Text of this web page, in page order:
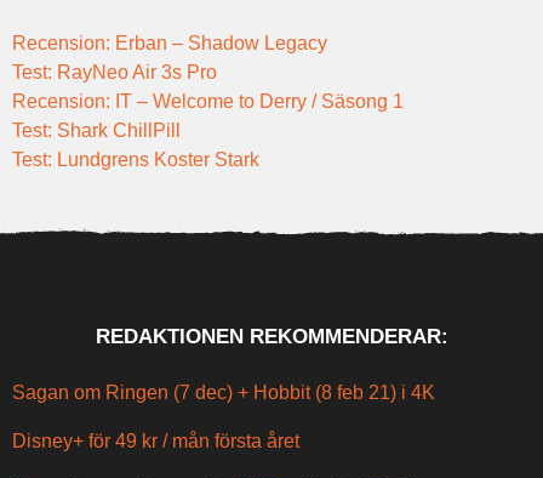
Recension: Erban – Shadow Legacy
Test: RayNeo Air 3s Pro
Recension: IT – Welcome to Derry / Säsong 1
Test: Shark ChillPill
Test: Lundgrens Koster Stark
REDAKTIONEN REKOMMENDERAR:
Sagan om Ringen (7 dec) + Hobbit (8 feb 21) i 4K
Disney+ för 49 kr / mån första året